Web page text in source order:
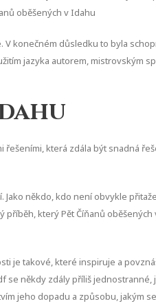
oběšených v Idahu
V konečném důsledku to byla
jazyka autorem, mistrovským
řešeními, která zdála být snadná
někdo, kdo není obvykle
který Pět Číňanů
je takové, které inspiruje a
se někdy zdály příliš jednostranné,
jeho dopadu a způsobu, jakým